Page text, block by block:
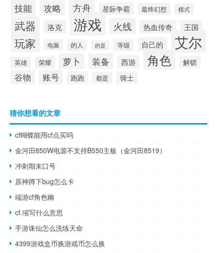
技能 攻略 方舟 星际争霸 最终幻想 模式
武器 洛克 游戏 火线 热血传奇 王国
玩家 电脑 的人 的是 等级 自己的 艾尔
英雄 荣耀 萝卜 装备 西游 角色 解锁
谷物 账号 跑跑 都是 骑士
猜你想看的文章
cf蝴蝶能用cf点买吗
金河田850W电源不支持B550主板（金河田8519）
冲刺期末口号
原神蹲下bug怎么卡
端游cf角色幽
cf.缩写什么意思
手游诛仙怎么洗练天命
4399游戏盒币换游戏币怎么换